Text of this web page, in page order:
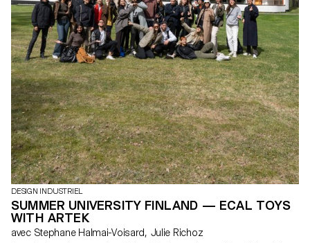
DESIGN INDUSTRIEL
SUMMER UNIVERSITY FINLAND — ECAL TOYS
WITH ARTEK
avec Stephane Halmai-Voisard, Julie Richoz